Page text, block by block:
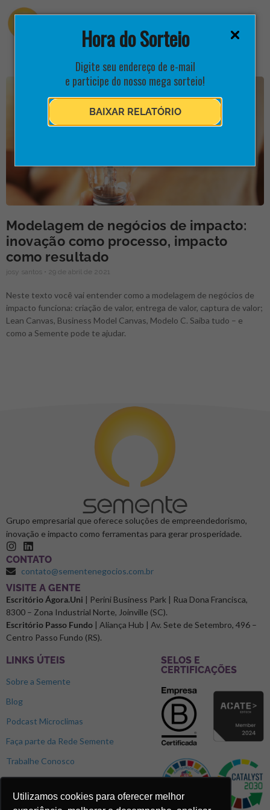
Hora do Sorteio
Digite seu endereço de e-mail
e participe do nosso mega sorteio!
BAIXAR RELATÓRIO
Utilizamos cookies para oferecer melhor
Modelagem de negócios de impacto:
inovação como processo, impacto
como resultado
josy santos 29 de abril de 2021
Neste texto você vai entender como a modelagem de negócios de
impacto funciona: criação de valor, entrega de valor, captura de valor;
Lean Canvas, Business Model Canvas, Modelo C. Saiba tudo – e
como a Semente pode te ajudar.
Grupo empresarial que oferece soluções de empreendedorismo,
inovação e impacto como ferramentas para gerar prosperidade.
CONTATO
contato@sementenegocios.com.br
⁠VISITE A GENTE
Escritório Ágora.Uni | Perini Business Park | Rua Dona Francisca,
8300 – Zona Industrial Norte, Joinville (SC).
Escritório Passo Fundo | Aliança Hub | Av. Sete de Setembro, 496 –
Centro Passo Fundo (RS).
LINKS ÚTEIS
Sobre a Semente
Blog
Podcast Microclimas
Faça parte da Rede Semente
Trabalhe Conosco
SELOS E
CERTIFICAÇÕES